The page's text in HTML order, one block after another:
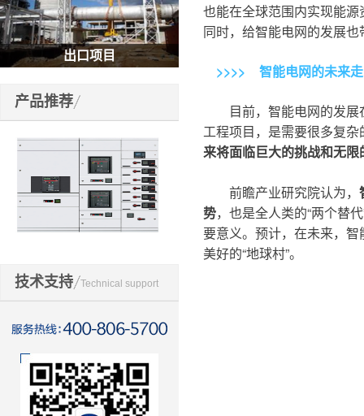
出口项目
产品推荐
技术支持 Technical support
也能在全球范围内实现能
同时，给智能电网的发展
>>>> 智能电网的未来
目前，智能电网的发
工程项目，是需要很多复
来将面临巨大的挑战和无限
前瞻产业研究院认为，
势，也是全人类的“两个替
要意义。预计，在未来，
美好的“地球村”。